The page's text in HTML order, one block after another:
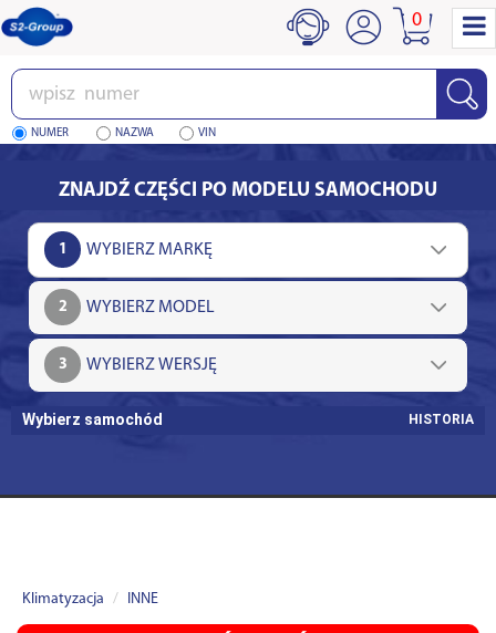
Wpisz
numer
NUMER NAZWA VIN
0
ZNAJDŹ CZĘŚCI PO MODELU SAMOCHODU
1
2
3
Wybierz samochód HISTORIA
Klimatyzacja INNE